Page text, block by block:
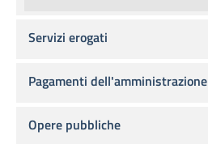
Servizi erogati
Pagamenti dell'amministrazione
Opere pubbliche